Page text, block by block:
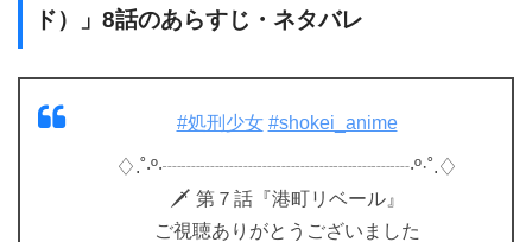
ド）」8話のあらすじ・ネタバレ
#処刑少女 #shokei_anime
♢.˚‧º‧┈┈┈┈┈┈┈┈┈┈┈┈┈‧º·˚.♢
🗡 第７話『港町リベール』
ご視聴ありがとうございました